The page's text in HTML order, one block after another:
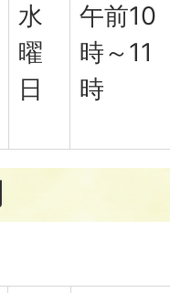
水
曜
日
午前10
時～11
時